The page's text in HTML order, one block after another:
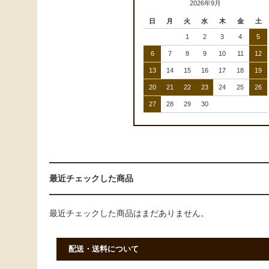
2026年9月
日 月 火 水 木 金 土
1 2 3 4 5
6 7 8 9 10 11 12
13 14 15 16 17 18 19
20 21 22 23 24 25 26
27 28 29 30
最近チェックした商品
最近チェックした商品はまだありません。
配送・送料について